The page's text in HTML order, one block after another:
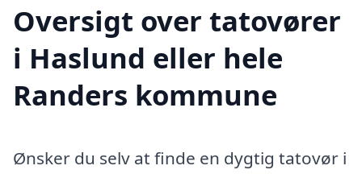
Oversigt over tatovører
i Haslund eller hele
Randers kommune
Ønsker du selv at finde en dygtig tatovør i